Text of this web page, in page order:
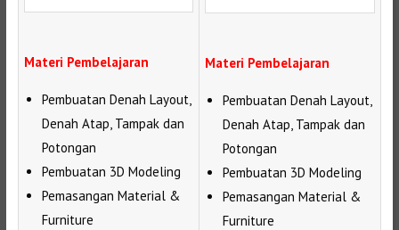
Materi Pembelajaran
Pembuatan Denah Layout,
Denah Atap, Tampak dan
Potongan
Pembuatan 3D Modeling
Pemasangan Material &
Furniture
Materi Pembelajaran
Pembuatan Denah Layout,
Denah Atap, Tampak dan
Potongan
Pembuatan 3D Modeling
Pemasangan Material &
Furniture